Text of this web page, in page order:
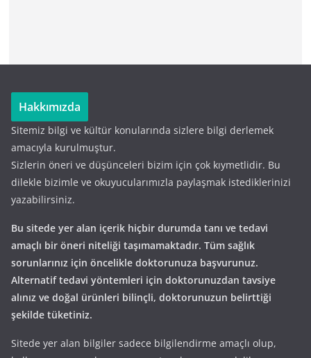
Hakkımızda
Sitemiz bilgi ve kültür konularında sizlere bilgi derlemek
amacıyla kurulmuştur.
Sizlerin öneri ve düşünceleri bizim için çok kıymetlidir. Bu
dilekle bizimle ve okuyucularımızla paylaşmak istediklerinizi
yazabilirsiniz.
Bu sitede yer alan içerik hiçbir durumda tanı ve tedavi
amaçlı bir öneri niteliği taşımamaktadır. Tüm sağlık
sorunlarınız için öncelikle doktorunuza başvurunuz.
Alternatif tedavi yöntemleri için doktorunuzdan tavsiye
alınız ve doğal ürünleri bilinçli, doktorunuzun belirttiği
şekilde tüketiniz.
Sitede yer alan bilgiler sadece bilgilendirme amaçlı olup,